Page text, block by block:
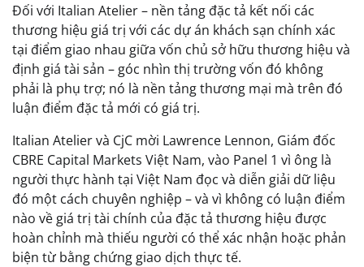
Đối với Italian Atelier – nền tảng đặc tả kết nối các
thương hiệu giá trị với các dự án khách sạn chính xác
tại điểm giao nhau giữa vốn chủ sở hữu thương hiệu và
định giá tài sản – góc nhìn thị trường vốn đó không
phải là phụ trợ; nó là nền tảng thương mại mà trên đó
luận điểm đặc tả mới có giá trị.
Italian Atelier và CjC mời Lawrence Lennon, Giám đốc
CBRE Capital Markets Việt Nam, vào Panel 1 vì ông là
người thực hành tại Việt Nam đọc và diễn giải dữ liệu
đó một cách chuyên nghiệp – và vì không có luận điểm
nào về giá trị tài chính của đặc tả thương hiệu được
hoàn chỉnh mà thiếu người có thể xác nhận hoặc phản
biện từ bằng chứng giao dịch thực tế.